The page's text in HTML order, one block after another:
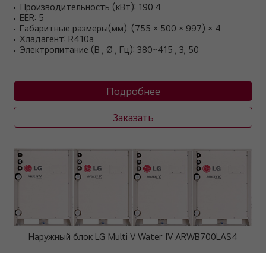
Производительность (кВт): 190.4
EER: 5
Габаритные размеры(мм): (755 × 500 × 997) × 4
Хладагент: R410a
Электропитание (В , Ø , Гц): 380~415 , 3, 50
Подробнее
Заказать
Наружный блок LG Multi V Water IV ARWB700LAS4